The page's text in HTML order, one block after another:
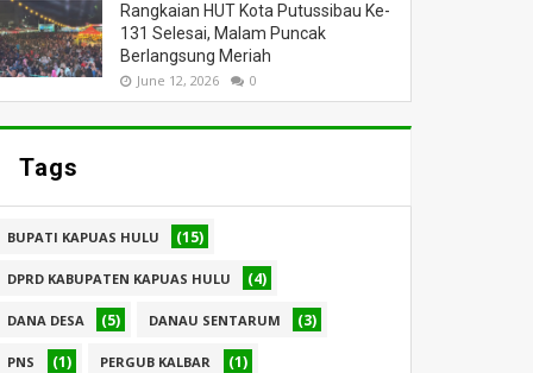
Rangkaian HUT Kota Putussibau Ke-
131 Selesai, Malam Puncak
Berlangsung Meriah
June 12, 2026 0
Tags
BUPATI KAPUAS HULU (15)
DPRD KABUPATEN KAPUAS HULU (4)
DANA DESA (5) DANAU SENTARUM (3)
PNS (1) PERGUB KALBAR (1)